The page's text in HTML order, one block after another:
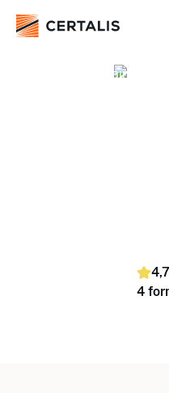
Ressources humaines
4